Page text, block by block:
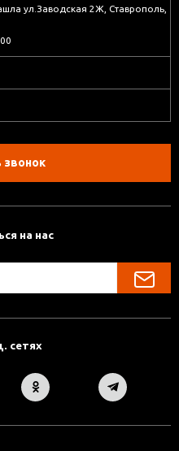
ул.Заводская 2Ж, Ставрополь,
звонок
на нас
сетях